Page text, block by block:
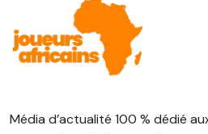
Média d’actualité 100 % dédié